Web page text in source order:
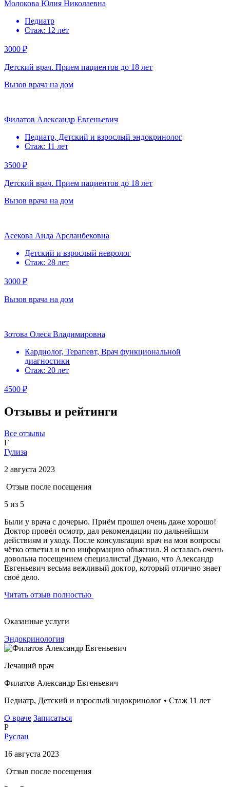
Молокова Юлия Николаевна
Педиатр
Стаж: 12 лет
3000 ₽
Детский врач. Прием пациентов до 18 лет
Вызов врача на дом
Филатов Александр Евгеньевич
Педиатр, Детский и взрослый эндокринолог
Стаж: 11 лет
3500 ₽
Детский врач. Прием пациентов до 18 лет
Вызов врача на дом
Асекова Аида Арсланбековна
Детский и взрослый невролог
Стаж: 28 лет
3000 ₽
Вызов врача на дом
Зотова Олеся Владимировна
Кардиолог, Терапевт, Врач функциональной
диагностики
Стаж: 20 лет
4500 ₽
Отзывы и рейтинги
Все отзывы
Г
Гулиза
2 августа 2023
Отзыв после посещения
5 из 5
Были у врача с дочерью. Приём прошел очень даже хорошо!
Доктор провёл осмотр, дал рекомендации по дальнейшим
действиям и уходу. После консультации врач на мои вопросы
чётко ответил и всю информацию объяснил. Я осталась очень
довольна посещением специалиста! Думаю, что Александр
Евгеньевич весьма вежливый доктор, который отлично знает
своё дело.
Читать отзыв полностью
Оказанные услуги
Эндокринология
Лечащий врач
Филатов Александр Евгеньевич
Педиатр, Детский и взрослый эндокринолог • Стаж 11 лет
О враче Записаться
Р
Руслан
16 августа 2023
Отзыв после посещения